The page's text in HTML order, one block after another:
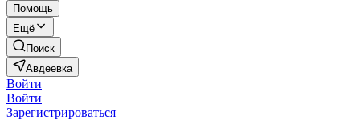
Помощь
Ещё
Поиск
Авдеевка
Войти
Войти
Зарегистрироваться